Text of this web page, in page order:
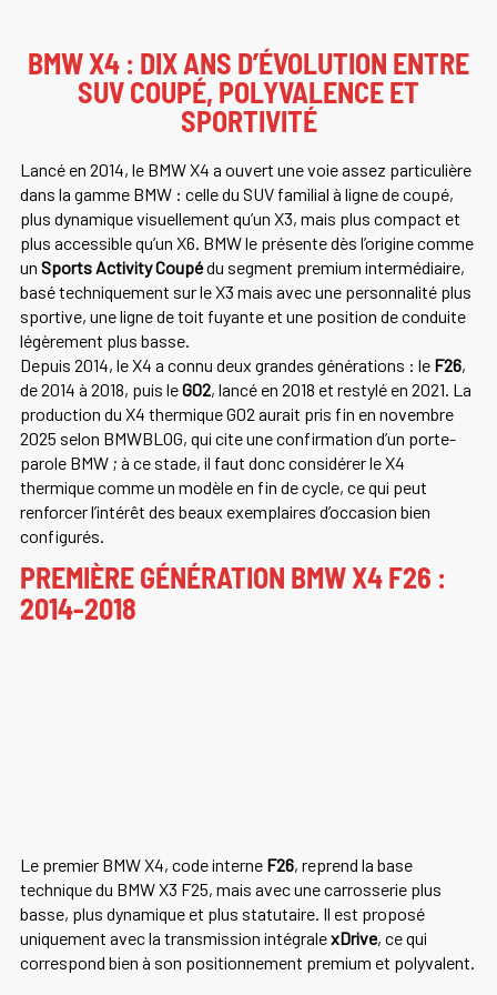
BMW X4 : DIX ANS D’ÉVOLUTION ENTRE
SUV COUPÉ, POLYVALENCE ET
SPORTIVITÉ
Lancé en 2014, le BMW X4 a ouvert une voie assez particulière
dans la gamme BMW : celle du SUV familial à ligne de coupé,
plus dynamique visuellement qu’un X3, mais plus compact et
plus accessible qu’un X6. BMW le présente dès l’origine comme
un Sports Activity Coupédu segment premium intermédiaire,
basé techniquement sur le X3 mais avec une personnalité plus
sportive, une ligne de toit fuyante et une position de conduite
légèrement plus basse.
Depuis 2014, le X4 a connu deux grandes générations : le F26,
de 2014 à 2018, puis leG02, lancé en 2018 et restylé en 2021. La
production du X4 thermique G02 aurait pris fin en novembre
2025 selon BMWBLOG, qui cite une confirmation d’un porte-
parole BMW ; à ce stade, il faut donc considérer le X4
thermique comme un modèle en fin de cycle, ce qui peut
renforcer l’intérêt des beaux exemplaires d’occasion bien
configurés.
PREMIÈRE GÉNÉRATION BMW X4 F26 :
2014-2018
Le premier BMW X4, code interne F26, reprend la base
technique du BMW X3 F25, mais avec une carrosserie plus
basse, plus dynamique et plus statutaire. Il est proposé
uniquement avec la transmission intégralexDrive, ce qui
correspond bien à son positionnement premium et polyvalent.